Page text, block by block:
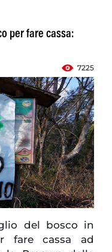
per fare cassa:
7225
del bosco in
fare cassa ad